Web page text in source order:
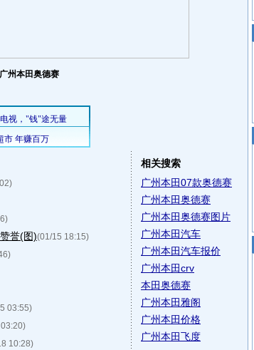
广州本田奥德赛
誉(图)(01/15 18:15)
03:55)
10:28)
相关搜索
广州本田07款奥德赛
广州本田奥德赛
广州本田奥德赛图片
广州本田汽车
广州本田汽车报价
广州本田crv
本田奥德赛
广州本田雅阁
广州本田价格
广州本田飞度